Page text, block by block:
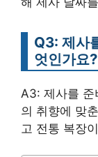
Q3: 제사
엇인가요?
A3: 제사를 준
의 취향에 맞
고 전통 복장